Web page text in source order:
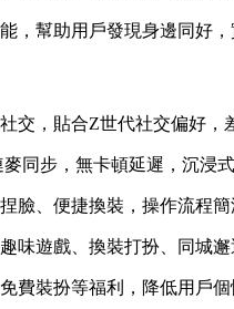
，幫助用戶發現身邊同好，
交，貼合Z世代社交偏好，
同步，無卡頓延遲，沉浸
臉、便捷換裝，操作流程簡
味遊戲、換裝打扮、同城邂
費裝扮等福利，降低用戶個